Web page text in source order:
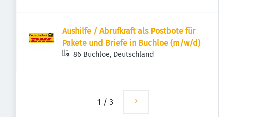
Aushilfe / Abrufkraft als Postbote für
Pakete und Briefe in Buchloe (m/w/d)
86 Buchloe, Deutschland
1 / 3